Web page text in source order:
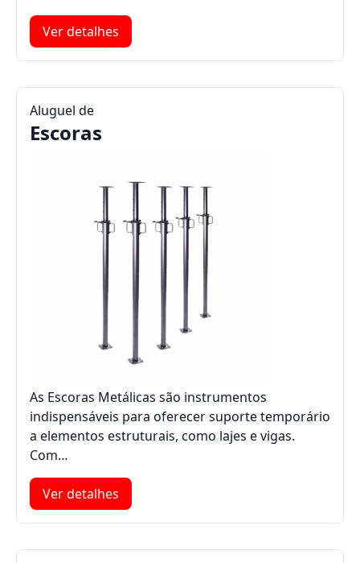
Ver detalhes
Aluguel de
Escoras
As Escoras Metálicas são instrumentos
indispensáveis para oferecer suporte temporário
a elementos estruturais, como lajes e vigas.
Com…
Ver detalhes